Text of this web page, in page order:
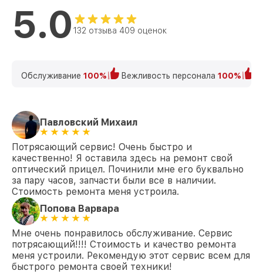
5.0 132 отзыва 409 оценок
Обслуживание 100% Вежливость персонала 100%
Павловский Михаил
Потрясающий сервис! Очень быстро и
качественно! Я оставила здесь на ремонт свой
оптический прицел. Починили мне его буквально
за пару часов, запчасти были все в наличии.
Стоимость ремонта меня устроила.
Попова Варвара
Мне очень понравилось обслуживание. Сервис
потрясающий!!!! Стоимость и качество ремонта
меня устроили. Рекомендую этот сервис всем для
быстрого ремонта своей техники!